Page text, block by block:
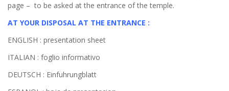
page – to be asked at the entrance of the temple.
AT YOUR DISPOSAL AT THE ENTRANCE :
ENGLISH : presentation sheet
ITALIAN : foglio informativo
DEUTSCH : Einfuhrungblatt